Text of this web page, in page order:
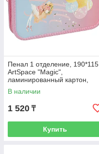
Пенал 1 отделение, 190*115
ArtSpace "Magic",
ламинированный картон,
софт-тач
В наличии
1 520 ₸
Купить